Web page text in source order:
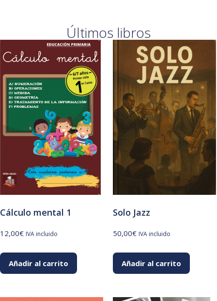
Últimos libros
Cálculo mental 1
12,00€ IVA incluido
Añadir al carrito
Solo Jazz
50,00€ IVA incluido
Añadir al carrito